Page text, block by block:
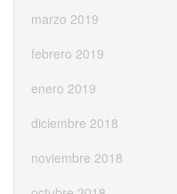
marzo 2019
febrero 2019
enero 2019
diciembre 2018
noviembre 2018